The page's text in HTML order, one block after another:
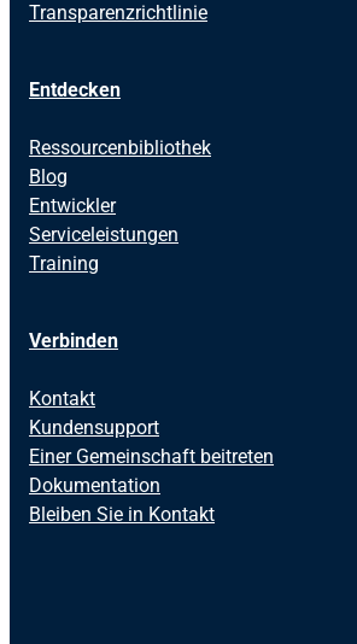
Transparenzrichtlinie
Entdecken
Ressourcenbibliothek
Blog
Entwickler
Serviceleistungen
Training
Verbinden
Kontakt
Kundensupport
Einer Gemeinschaft beitreten
Dokumentation
Bleiben Sie in Kontakt